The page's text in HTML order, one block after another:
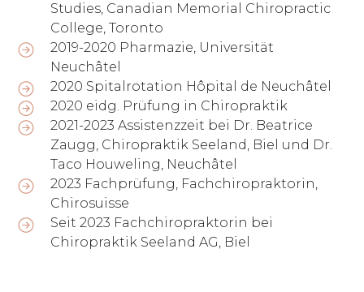
Studies, Canadian Memorial Chiropractic
College, Toronto
2019-2020 Pharmazie, Universität
Neuchâtel
2020 Spitalrotation Hôpital de Neuchâtel
2020 eidg. Prüfung in Chiropraktik
2021-2023 Assistenzzeit bei Dr. Beatrice
Zaugg, Chiropraktik Seeland, Biel und Dr.
Taco Houweling, Neuchâtel
2023 Fachprüfung, Fachchiropraktorin,
Chirosuisse
Seit 2023 Fachchiropraktorin bei
Chiropraktik Seeland AG, Biel